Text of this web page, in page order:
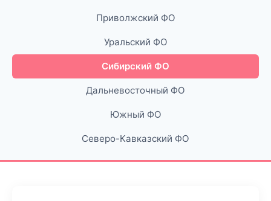
Приволжский ФО
Уральский ФО
Сибирский ФО
Дальневосточный ФО
Южный ФО
Северо-Кавказский ФО